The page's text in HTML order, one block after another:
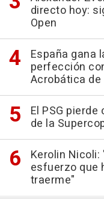
directo hoy:
Open
España gana
perfección
Acrobática de
El PSG
de la
Kerolin
esfuerzo que
traerme"